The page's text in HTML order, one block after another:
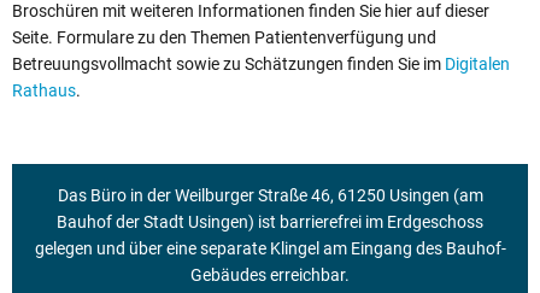
Broschüren mit weiteren Informationen finden Sie hier auf dieser
Seite. Formulare zu den Themen Patientenverfügung und
Betreuungsvollmacht sowie zu Schätzungen finden Sie im Digitalen
Rathaus.
Das Büro in der Weilburger Straße 46, 61250 Usingen (am
Bauhof der Stadt Usingen) ist barrierefrei im Erdgeschoss
gelegen und über eine separate Klingel am Eingang des Bauhof-
Gebäudes erreichbar.